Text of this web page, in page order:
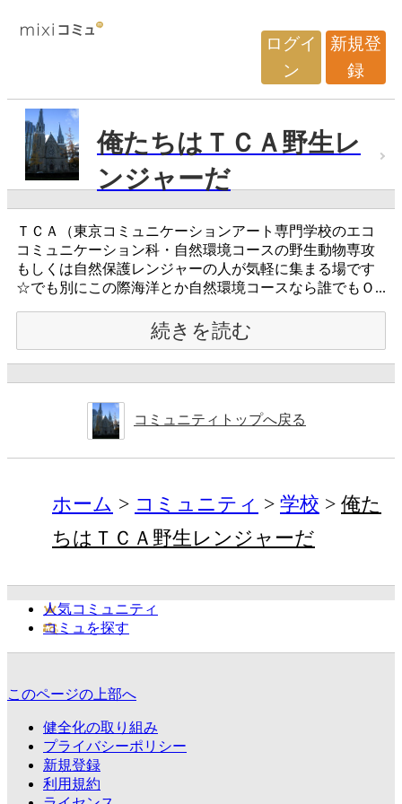
ログイ
ン
新規登
録
俺たちはＴＣＡ野生レ
ンジャーだ
ＴＣＡ（東京コミュニケーションアート専門学校のエコ
コミュニケーション科・自然環境コースの野生動物専攻
もしくは自然保護レンジャーの人が気軽に集まる場です
☆でも別にこの際海洋とか自然環境コースなら誰でもＯ...
続きを読む
コミュニティトップへ戻る
ホーム コミュニティ 学校
俺た
ちはＴＣＡ野生レンジャーだ
人気コミュニティ
コミュを探す
このページの上部へ
健全化の取り組み
プライバシーポリシー
新規登録
利用規約